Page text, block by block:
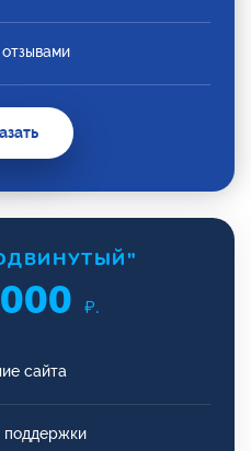
₽.
сайта
поддержки